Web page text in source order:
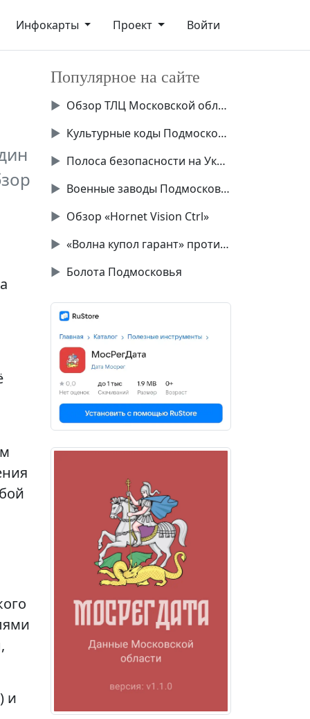
Инфокарты Проект Войти
и
Популярное на сайте
▶
Обзор ТЛЦ Московской области
▶
Культурные коды Подмосковья
▶
Полоса безопасности на Украине
▶
Военные заводы Подмосковья
▶ Обзор «Hornet Vision Ctrl»
▶
«Волна купол гарант» против Starlink
▶ Болота Подмосковья